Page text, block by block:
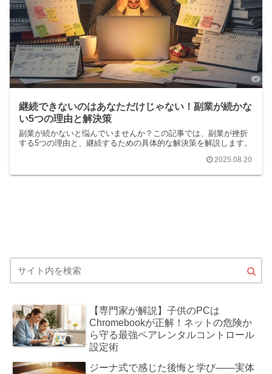
継続できないのはあなただけじゃない！副業が続かな
い5つの理由と解決策
副業が続かないと悩んでいませんか？この記事では、副業が挫折
する5つの理由と、継続するための具体的な解決策を解説します。
2025.08.20
【専門家が解説】子供のPCは
Chromebookが正解！ネットの危険か
ら守る最強ペアレンタルコントロール
設定術
ジーナ式で感じた後悔と学び――実体